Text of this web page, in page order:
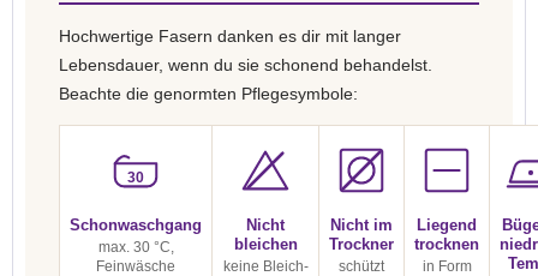
Hochwertige Fasern danken es dir mit langer
Lebensdauer, wenn du sie schonend behandelst.
Beachte die genormten Pflegesymbole:
30
Schonwaschgang
max. 30 °C,
Feinwäsche
Nicht
bleichen
keine Bleich-
Nicht im
Trockner
schützt
Liegend
trocknen
in Form